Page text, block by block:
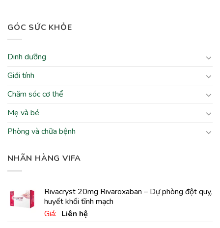
GÓC SỨC KHỎE
Dinh dưỡng
Giới tính
Chăm sóc cơ thể
Mẹ và bé
Phòng và chữa bệnh
NHÃN HÀNG VIFA
Rivacryst 20mg Rivaroxaban – Dự phòng đột quỵ,
huyết khối tĩnh mạch
Giá: Liên hệ